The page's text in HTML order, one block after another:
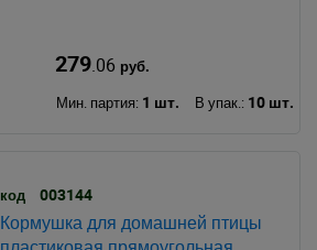
279.06 руб.
Мин. партия: 1 шт. В упак.: 10 шт.
код 003144
Кормушка для домашней птицы